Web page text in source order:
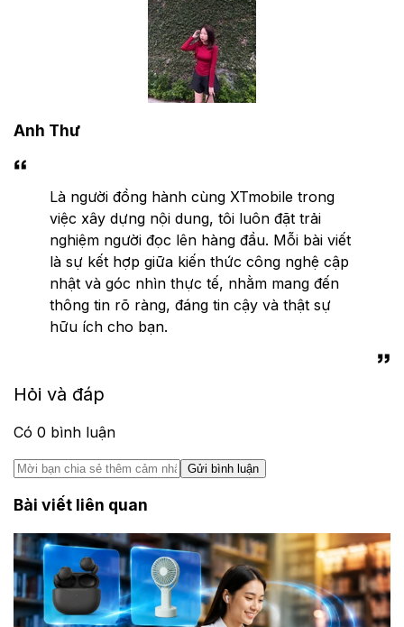
Anh Thư
Là người đồng hành cùng XTmobile trong
việc xây dựng nội dung, tôi luôn đặt trải
nghiệm người đọc lên hàng đầu. Mỗi bài viết
là sự kết hợp giữa kiến thức công nghệ cập
nhật và góc nhìn thực tế, nhằm mang đến
thông tin rõ ràng, đáng tin cậy và thật sự
hữu ích cho bạn.
Hỏi và đáp
Có 0 bình luận
Gửi bình luận
Bài viết liên quan